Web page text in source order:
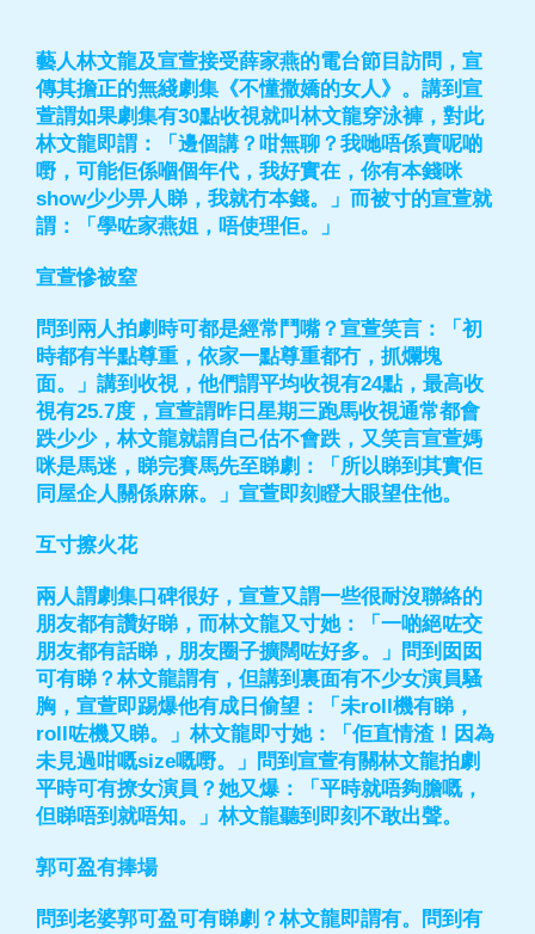
藝人林文龍及宣萱接受薛家燕的電台節目訪問，宣
傳其擔正的無綫劇集《不懂撒嬌的女人》。講到宣
萱謂如果劇集有30點收視就叫林文龍穿泳褲，對此
林文龍即謂：「邊個講？咁無聊？我哋唔係賣呢啲
嘢，可能佢係嗰個年代，我好實在，你有本錢咪
show少少畀人睇，我就冇本錢。」而被寸的宣萱就
謂：「學咗家燕姐，唔使理佢。」
宣萱慘被窒
問到兩人拍劇時可都是經常鬥嘴？宣萱笑言：「初
時都有半點尊重，依家一點尊重都冇，抓爛塊
面。」講到收視，他們謂平均收視有24點，最高收
視有25.7度，宣萱謂昨日星期三跑馬收視通常都會
跌少少，林文龍就謂自己估不會跌，又笑言宣萱媽
咪是馬迷，睇完賽馬先至睇劇：「所以睇到其實佢
同屋企人關係麻麻。」宣萱即刻瞪大眼望住他。
互寸擦火花
兩人謂劇集口碑很好，宣萱又謂一些很耐沒聯絡的
朋友都有讚好睇，而林文龍又寸她：「一啲絕咗交
朋友都有話睇，朋友圈子擴闊咗好多。」問到囡囡
可有睇？林文龍謂有，但講到裏面有不少女演員騷
胸，宣萱即踢爆他有成日偷望：「未roll機有睇，
roll咗機又睇。」林文龍即寸她：「佢直情渣！因為
未見過咁嘅size嘅嘢。」問到宣萱有關林文龍拍劇
平時可有撩女演員？她又爆：「平時就唔夠膽嘅，
但睇唔到就唔知。」林文龍聽到即刻不敢出聲。
郭可盈有捧場
問到老婆郭可盈可有睇劇？林文龍即謂有。問到有